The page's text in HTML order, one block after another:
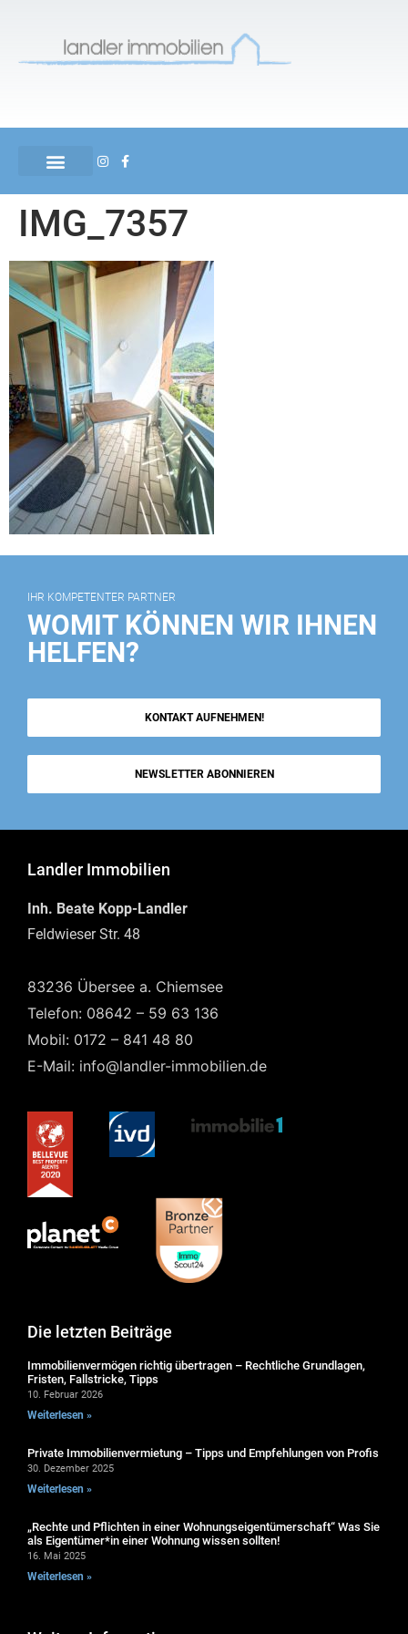
IMG_7357
IHR KOMPETENTER PARTNER
WOMIT KÖNNEN WIR IHNEN
HELFEN?
KONTAKT AUFNEHMEN!
NEWSLETTER ABONNIEREN
Landler Immobilien
Inh. Beate Kopp-Landler
Feldwieser Str. 48
83236 Übersee a. Chiemsee
Telefon: 08642 – 59 63 136
Mobil: 0172 – 841 48 80
E-Mail: info@landler-immobilien.de
Die letzten Beiträge
Immobilienvermögen richtig übertragen – Rechtliche Grundlagen,
Fristen, Fallstricke, Tipps
10. Februar 2026
Weiterlesen »
Private Immobilienvermietung – Tipps und Empfehlungen von Profis
30. Dezember 2025
Weiterlesen »
„Rechte und Pflichten in einer Wohnungseigentümerschaft“ Was Sie
als Eigentümer*in einer Wohnung wissen sollten!
16. Mai 2025
Weiterlesen »